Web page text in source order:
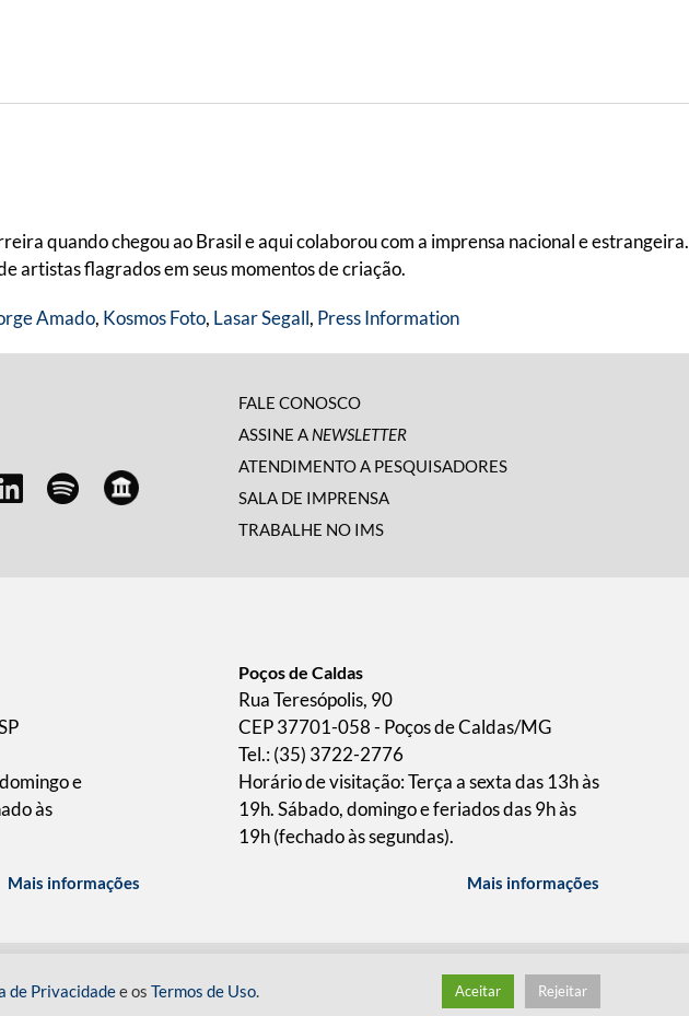
quando chegou ao Brasil e aqui colaborou com a imprensa nacional e estrangeira.
artistas flagrados em seus momentos de criação.
Amado, Kosmos Foto, Lasar Segall, Press Information
FALE CONOSCO
ASSINE A NEWSLETTER
ATENDIMENTO A PESQUISADORES
SALA DE IMPRENSA
TRABALHE NO IMS
e
às
Mais informações
Poços de Caldas
Rua Teresópolis, 90
CEP 37701-058 - Poços de Caldas/MG
Tel.: (35) 3722-2776
Horário de visitação: Terça a sexta das 13h às
19h. Sábado, domingo e feriados das 9h às
19h (fechado às segundas).
Mais informações
desenvolvido pelohacklab/
de Privacidadee os Termos de Uso. Aceitar Rejeitar